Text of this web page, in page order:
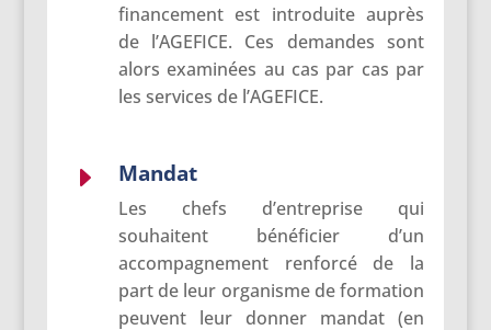
financement est introduite auprès
de l’AGEFICE. Ces demandes sont
alors examinées au cas par cas par
les services de l’AGEFICE.
E Mandat
Les chefs d’entreprise qui
souhaitent bénéficier d’un
accompagnement renforcé de la
part de leur organisme de formation
peuvent leur donner mandat (en